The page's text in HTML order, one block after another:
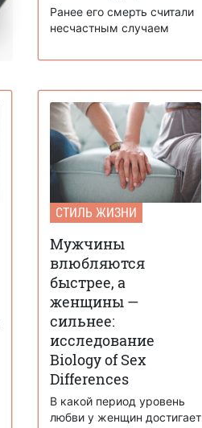
Ранее его смерть считали
несчастным случаем
СТИЛЬ ЖИЗНИ
Мужчины
влюбляются
быстрее, а
женщины —
сильнее:
исследование
Biology of Sex
Differences
В какой период уровень
любви у женщин достигает